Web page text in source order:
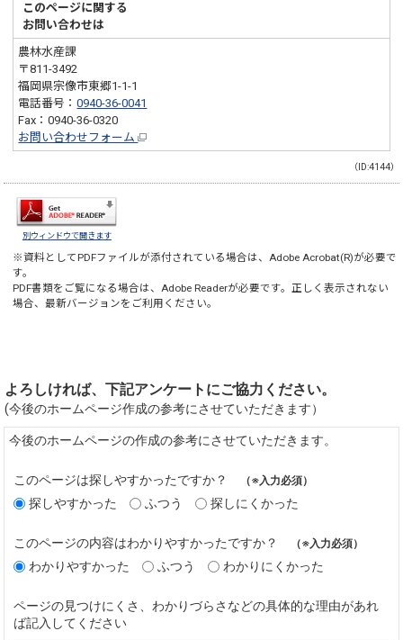
このページに関する
お問い合わせは
農林水産課
〒811-3492
福岡県宗像市東郷1-1-1
電話番号：0940-36-0041
Fax：0940-36-0320
お問い合わせフォーム
（ID:4144）
別ウィンドウで開きます
※資料としてPDFファイルが添付されている場合は、Adobe Acrobat(R)が必要で
す。
PDF書類をご覧になる場合は、Adobe Readerが必要です。正しく表示されない
場合、最新バージョンをご利用ください。